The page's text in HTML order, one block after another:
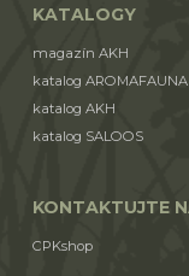
KATALOGY
magazín AKH
katalog AROMAFAUNA
katalog AKH
katalog SALOOS
KONTAKTUJTE
CPKshop